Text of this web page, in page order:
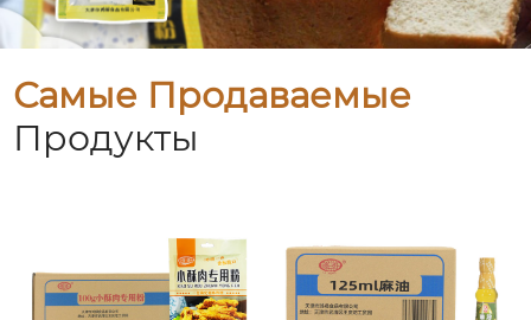
Самые Продаваемые
Продукты